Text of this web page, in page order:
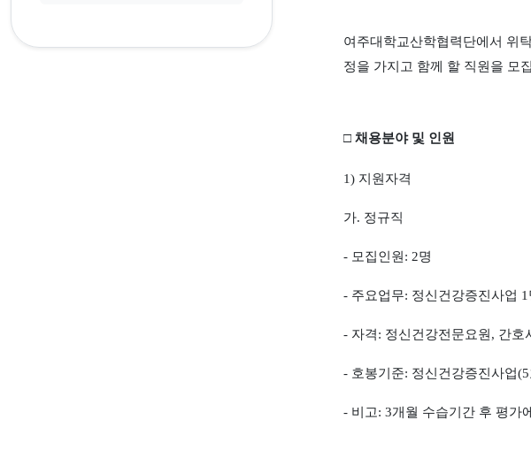
여주대학교산학협력단에서 위
정을 가지고 함께 할 직원을 모
□ 채용분야 및 인원
1) 지원자격
가. 정규직
- 모집인원 : 2명
- 주요업무: 정신건강증진사업 1
- 자격: 정신건강전문요원 , 간호
- 호봉기준: 정신건강증진사업(5
- 비고: 3개월 수습기간 후 평가